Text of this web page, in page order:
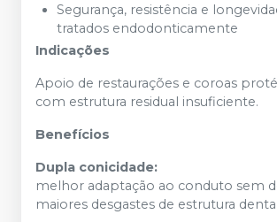
Segurança, resistência e
tratados endodonticamente
Indicações
Apoio de restaurações e coroas
com estrutura residual insuficiente.
Benefícios
Dupla conicidade:
melhor adaptação ao conduto sem
maiores desgastes de estrutura